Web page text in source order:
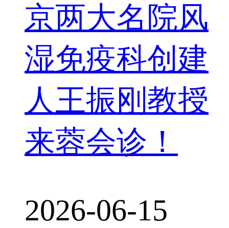
京两大名院风
湿免疫科创建
人王振刚教授
来蓉会诊！
2026-06-15